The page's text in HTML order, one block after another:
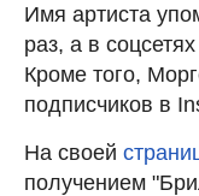
Имя артиста
раз, а в
Кроме того,
подписчиков в
На своей
получением